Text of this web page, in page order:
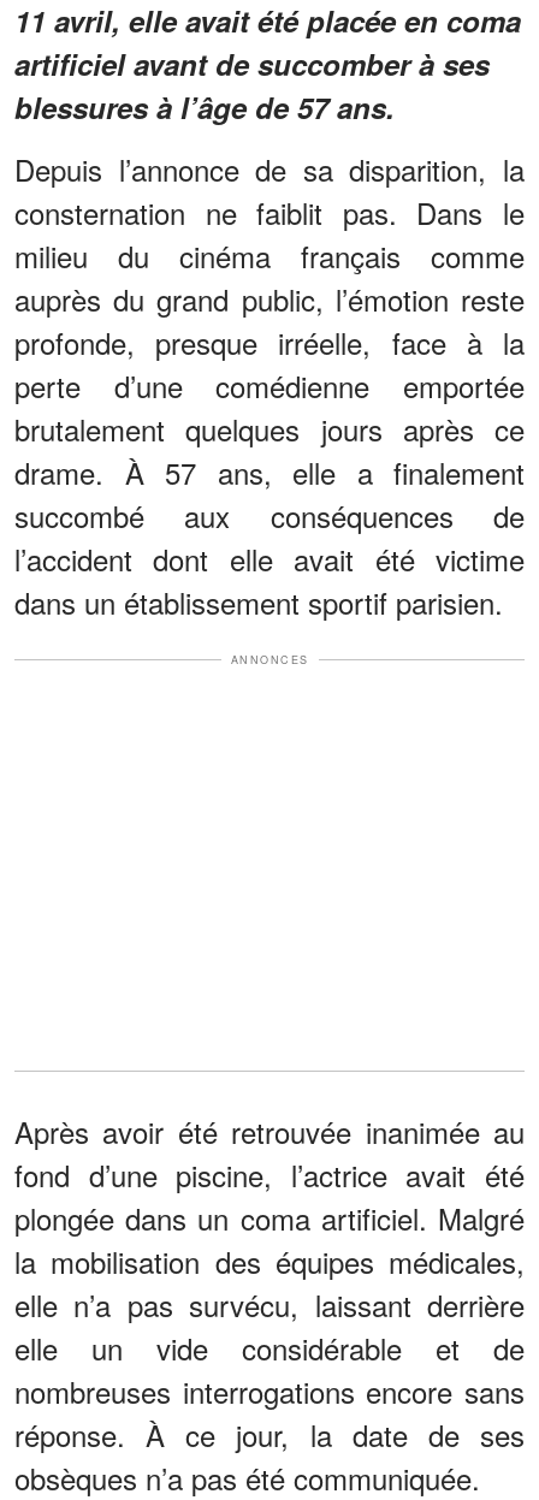
11 avril, elle avait été placée en coma
artificiel avant de succomber à ses
blessures à l’âge de 57 ans.
Depuis l’annonce de sa disparition, la
consternation ne faiblit pas. Dans le
milieu du cinéma français comme
auprès du grand public, l’émotion reste
profonde, presque irréelle, face à la
perte d’une comédienne emportée
brutalement quelques jours après ce
drame. À 57 ans, elle a finalement
succombé aux conséquences de
l’accident dont elle avait été victime
dans un établissement sportif parisien.
ANNONCES
Après avoir été retrouvée inanimée au
fond d’une piscine, l’actrice avait été
plongée dans un coma artificiel. Malgré
la mobilisation des équipes médicales,
elle n’a pas survécu, laissant derrière
elle un vide considérable et de
nombreuses interrogations encore sans
réponse. À ce jour, la date de ses
obsèques n’a pas été communiquée.